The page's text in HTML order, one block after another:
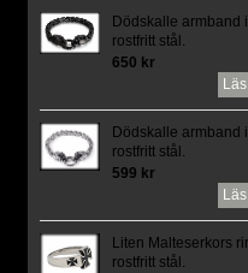
Dödskalle armband
rostfritt stål.
650 kr
Dödskalle armband i
rostfritt stål.
599 kr
Liten Malteserkors
rostfritt stål.